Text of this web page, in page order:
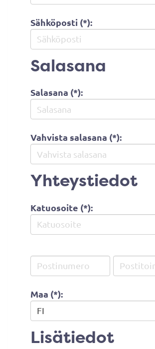
Sähköposti (*):
Salasana
Salasana (*):
Vahvista salasana (*):
Yhteystiedot
Katuosoite (*):
Maa (*):
Lisätiedot